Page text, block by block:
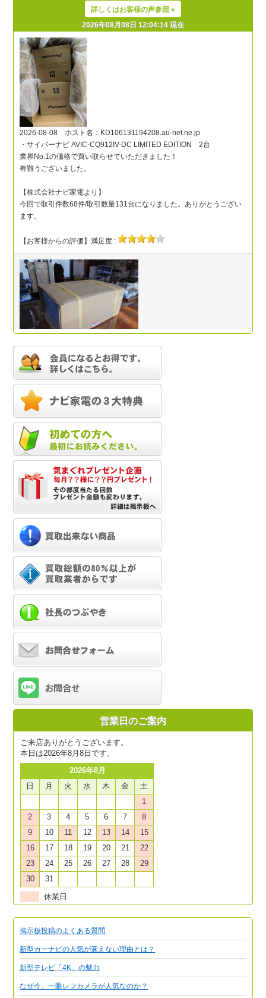
詳しくはお客様の声参照 »
2026年08月08日 12:04:14 現在
営業日のご案内
ご来店ありがとうございます。
本日は2026年8月8日です。
2026年8月
日
月 火 水 木 金
土
1
2
3 4 5 6 7
8
9
10 11 12 13 14
15
16
17 18 19 20 21
22
23
24 25 26 27 28
29
30
31
休業日
掲示板投稿のよくある質問
新型カーナビの人気が衰えない理由とは？
新型テレビ「4K」の魅力
なぜ今、一眼レフカメラが人気なのか？